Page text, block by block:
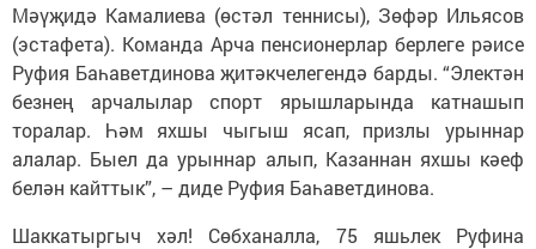
Мәүҗидә Камалиева (өстәл теннисы), Зөфәр Ильясов
(эстафета). Команда Арча пенсионерлар берлеге рәисе
Руфия Баһаветдинова җитәкчелегендә барды. “Электән
безнең арчалылар спорт ярышларында катнашып
торалар. Һәм яхшы чыгыш ясап, призлы урыннар
алалар. Быел да урыннар алып, Казаннан яхшы кәеф
белән кайттык”, – диде Руфия Баһаветдинова.
Шаккатыргыч хәл! Сөбханалла, 75 яшьлек Руфина